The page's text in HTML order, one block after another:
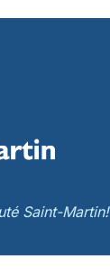
Saint-Martin!